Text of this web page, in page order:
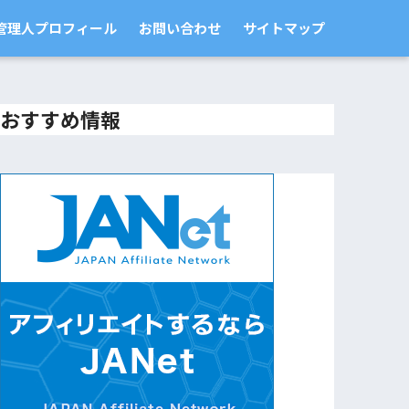
理人プロフィール お問い合わせ サイトマップ
おすすめ情報